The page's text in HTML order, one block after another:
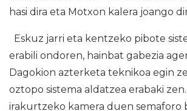
hasi dira eta Motxon kalera joango
Eskuz jarri eta kentzeko pibote
erabili ondoren, hainbat gabezia
Dagokion azterketa teknikoa egin
oztopo sistema aldatzea erabaki
irakurtzeko kamera duen semaforo